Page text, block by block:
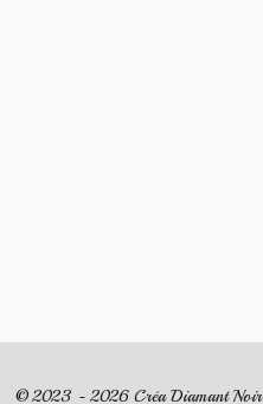
© 2023 - 2026 Créa Diamant Noir